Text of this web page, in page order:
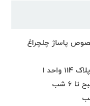
پاساژ چلچراغ